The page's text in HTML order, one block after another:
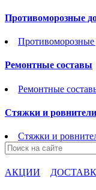
Противоморозные
Противоморозные
Ремонтные составы
Ремонтные
Стяжки и ровнители
Стяжки и
АКЦИИ